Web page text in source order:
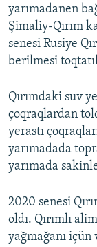
yarımadanen
Şimaliy-Qırım
senesi Rusiye
berilmesi
Qırımdaki suv
çoqraqlardan
yerastı
yarımadada
yarımada
2020 senesi
oldı. Qırımlı
yağmağanı içün